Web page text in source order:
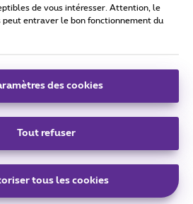
Proximus
consommateur
27 - B-1030 Bruxelles.
de vous intéresser. Attention, le
peut entraver le bon fonctionnement du
des cookies
Tout refuser
tous les cookies